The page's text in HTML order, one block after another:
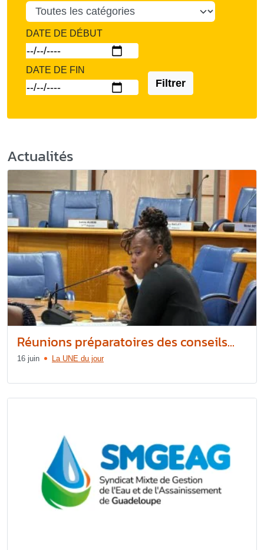
DATE DE DÉBUT
DATE DE FIN
Filtrer
Actualités
Réunions préparatoires des conseils...
16 juin La UNE du jour